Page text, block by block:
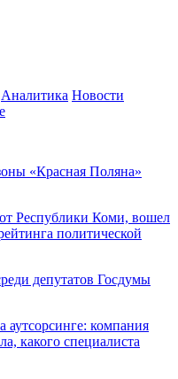
Аналитика Новости
«Красная Поляна»
Республики Коми, вошел
политической
депутатов Госдумы
аутсорсинге: компания
какого специалиста